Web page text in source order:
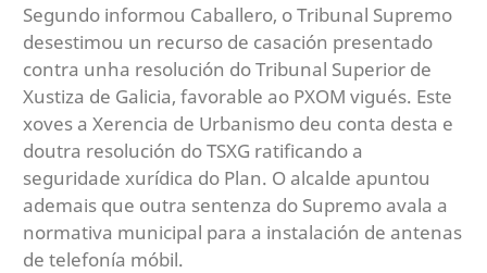
Segundo informou Caballero, o Tribunal Supremo
desestimou un recurso de casación presentado
contra unha resolución do Tribunal Superior de
Xustiza de Galicia, favorable ao PXOM vigués. Este
xoves a Xerencia de Urbanismo deu conta desta e
doutra resolución do TSXG ratificando a
seguridade xurídica do Plan. O alcalde apuntou
ademais que outra sentenza do Supremo avala a
normativa municipal para a instalación de antenas
de telefonía móbil.